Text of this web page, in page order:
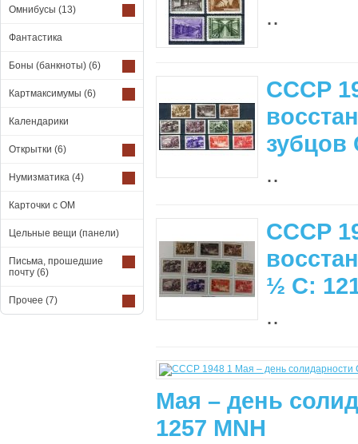
Омнибусы (13)
Фантастика
Боны (банкноты) (6)
Картмаксимумы (6)
Календарики
Открытки (6)
Нумизматика (4)
Карточки с ОМ
Цельные вещи (панели)
Письма, прошедшие
почту (6)
Прочее (7)
..
СССР
зубцов
..
СССР
½ С:
..
Мая – день
1257 MNH